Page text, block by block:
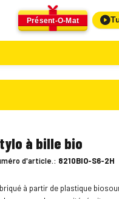
Présent-O-Mat
à bille bio
d'article.: 8210BIO-S6-2H
à partir de plastique